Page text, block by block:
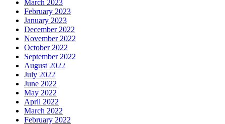
March 2023
February 2023
January 2023
December 2022
November 2022
October 2022
September 2022
August 2022
July 2022
June 2022
May 2022
April 2022
March 2022
February 2022